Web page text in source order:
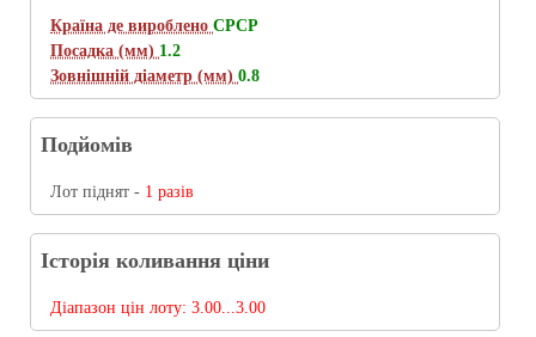
Країна де вироблено СРСР
Посадка (мм) 1.2
Зовнішній діаметр (мм) 0.8
Подйомів
Лот піднят - 1 разів
Історія коливання ціни
Діапазон цін лоту: 3.00...3.00